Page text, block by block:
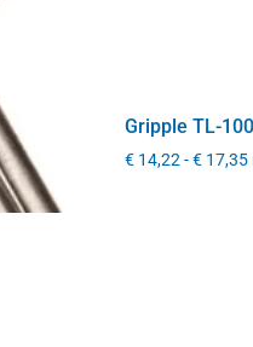
Gripple TL-
€14,22 - €17,35